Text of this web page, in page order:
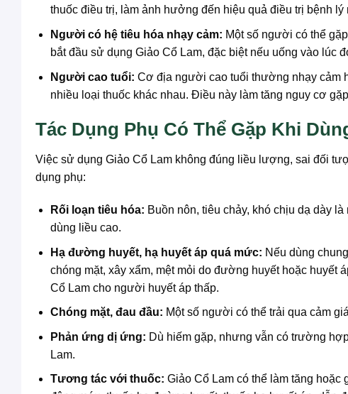
thuốc điều trị, làm ảnh hưởng đến hiệu quả điều trị bệnh lý
Người có hệ tiêu hóa nhạy cảm: Một số người có thể
bắt đầu sử dụng Giảo Cổ Lam, đặc biệt nếu uống vào lúc
Người cao tuổi: Cơ địa người cao tuổi thường nhạy cảm
nhiều loại thuốc khác nhau. Điều này làm tăng nguy cơ
Tác Dụng Phụ Có Thể Gặp Khi
Việc sử dụng Giảo Cổ Lam không đúng liều lượng, sai đối
dụng phụ:
Rối loạn tiêu hóa: Buồn nôn, tiêu chảy, khó chịu dạ dày
dùng liều cao.
Hạ đường huyết, hạ huyết áp quá mức: Nếu dùng
chóng mặt, xây xẩm, mệt mỏi do đường huyết hoặc huyết
Cổ Lam cho người huyết áp thấp.
Chóng mặt, đau đầu: Một số người có thể trải qua cảm
Phản ứng dị ứng: Dù hiếm gặp, nhưng vẫn có trường
Lam.
Tương tác với thuốc: Giảo Cổ Lam có thể làm tăng hoặc